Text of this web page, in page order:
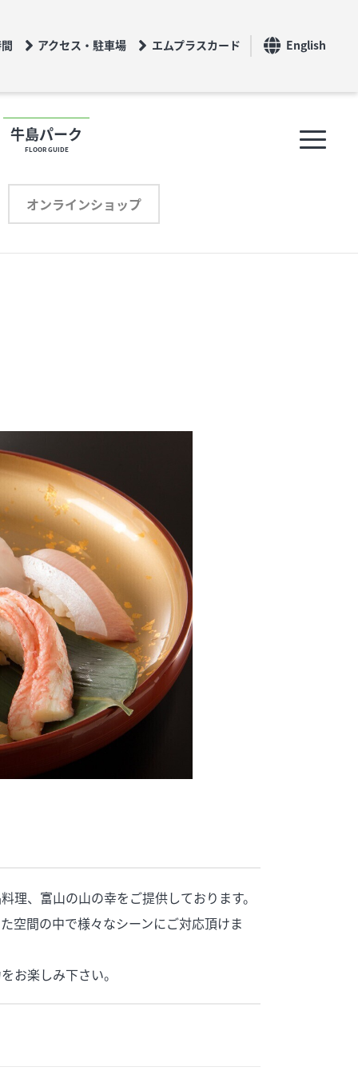
アクセス・駐車場 エムプラスカード English
牛島パーク
FLOOR GUIDE
オンラインショップ
フロアガイド
アクセス・駐車場
プライバシーポリシー
、富山の山の幸をご提供しております。
空間の中で様々なシーンにご対応頂けま
お楽しみ下さい。